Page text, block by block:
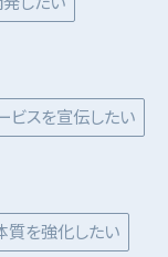
ビスを宣伝したい
質を強化したい